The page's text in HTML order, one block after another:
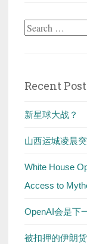
Search
Recent
新星球大战？
山西运城凌晨
White House
Access to
OpenAI会是下
被扣押的伊朗